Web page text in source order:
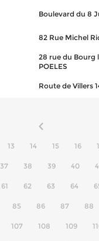
Boulevard du 8
82 Rue Michel
28 rue du Bourg
POELES
Route de Villers
13 14 15 16
37 38 39 40
61 62 63 64
85 86 87 88
107 108 109